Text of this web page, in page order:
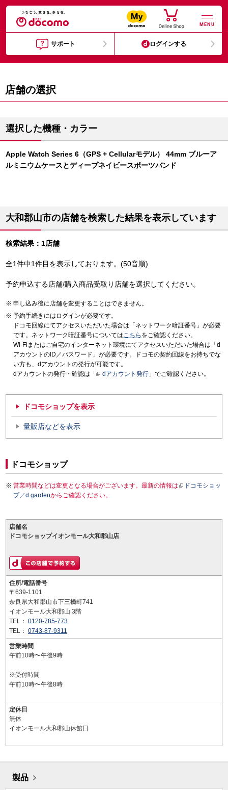
MENU
サポート ログインする
店舗の選択
選択した機種・カラー
Apple Watch Series 6（GPS + Cellularモデル） 44mm ブルーア
ルミニウムケースとディープネイビースポーツバンド
大和郡山市の店舗を検索した結果を表示しています
検索結果：1店舗
全1件中1件目を表示しております。(50音順)
予約申込する店舗/購入商品受取り店舗を選択してください。
申し込み後に店舗を変更することはできません。
予約手続きにはログインが必要です。
ドコモ回線にてアクセスいただいた場合は「ネットワーク暗証番号」が必要
です。ネットワーク暗証番号についてはこちら をご確認ください。
Wi-Fiまたはご自宅のインターネット環境にてアクセスいただいた場合は「d
アカウントのID／パスワード」が必要です。ドコモの契約回線をお持ちでな
い方も、dアカウントの発行が可能です。
dアカウントの発行・確認は「
dアカウント発行 」でご確認ください。
ドコモショップを表示
量販店などを表示
ドコモショップ
営業時間などは変更となる場合がございます。最新の情報は
ドコモショッ
プ／d gardenからご確認ください。
店舗名
ドコモショップイオンモール大和郡山店
住所/電話番号
〒639-1101
奈良県大和郡山市下三橋町741
イオンモール大和郡山 3階
TEL： 0120-785-773
TEL： 0743-87-9311
営業時間
午前10時〜午後9時
※受付時間
午前10時〜午後8時
定休日
無休
イオンモール大和郡山休館日
製品